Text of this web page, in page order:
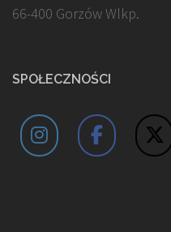
66-400 Gorzów Wlkp.
SPOŁECZNOŚCI